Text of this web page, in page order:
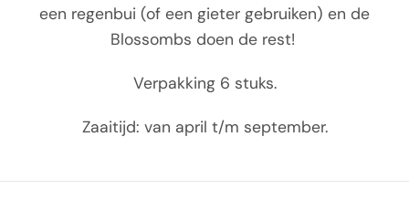
een regenbui (of een gieter gebruiken) en de
Blossombs doen de rest!
Verpakking 6 stuks.
Zaaitijd: van april t/m september.